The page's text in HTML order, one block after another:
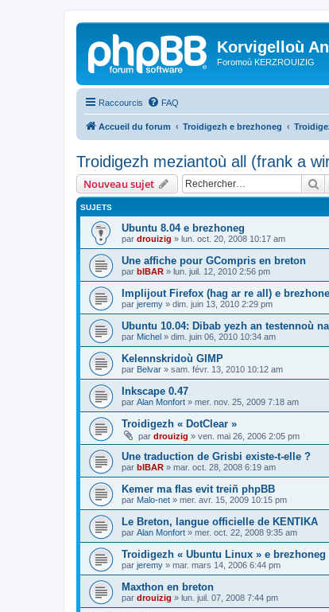
Korvigelloù
Foromoù KERZROUIZIG
Raccourcis FAQ
Accueil du forum Troidigezh e brezhoneg
Troidigezh meziantoù all (frank a
Nouveau sujet
SUJETS
Ubuntu 8.04 e brezhoneg
par drouizig » lun. oct. 20, 2008 10:17 am
Une affiche pour GCompris en breton
par bIBAR » lun. juil. 12, 2010 2:56 pm
Implijout Firefox (hag ar re all) e
par jeremy » dim. juin 13, 2010 2:29 pm
Ubuntu 10.04: Dibab yezh an testennoù
par Michel » dim. juin 06, 2010 10:34 am
Kelennskridoù GIMP
par Belvar » sam. févr. 13, 2010 10:12 am
Inkscape 0.47
par Alan Monfort » mer. nov. 25, 2009 7:18 am
Troidigezh « DotClear »
par drouizig » ven. mai 26, 2006 2:05 pm
Une traduction de Grisbi existe-t-elle ?
par bIBAR » mar. oct. 28, 2008 6:19 am
Kemer ma flas evit treiñ phpBB
par Malo-net » mer. avr. 15, 2009 10:15 pm
Le Breton, langue officielle de KENTIKA
par Alan Monfort » mer. oct. 22, 2008 9:35 am
Troidigezh « Ubuntu Linux » e brezhoneg
par jeremy » mar. mars 14, 2006 6:44 pm
Maxthon en breton
par drouizig » lun. juil. 07, 2008 7:44 pm